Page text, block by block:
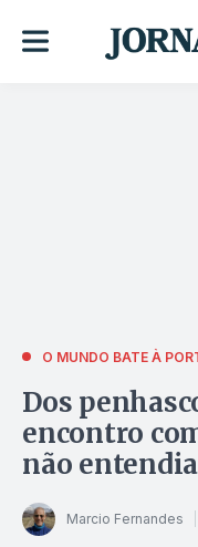
O MUNDO BATE À
Dos
encontro
não
Marcio Fernandes